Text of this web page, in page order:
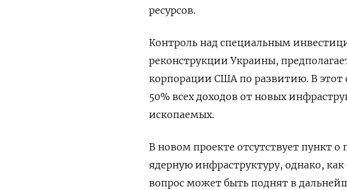
ресурсов.
Контроль над специальным
реконструкции Украины,
корпорации США по развитию. В этот
50% всех доходов от новых
ископаемых.
В новом проекте отсутствует пункт
ядерную инфраструктуру, однако,
вопрос может быть поднят в